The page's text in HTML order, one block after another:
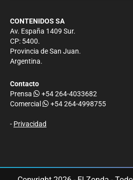
CONTENIDOS SA
Av. España 1409 Sur.
CP: 5400.
Provincia de San Juan.
Argentina.
Contacto
Prensa
+54 264-4033682
Comercial
+54 264-4998755
- Privacidad